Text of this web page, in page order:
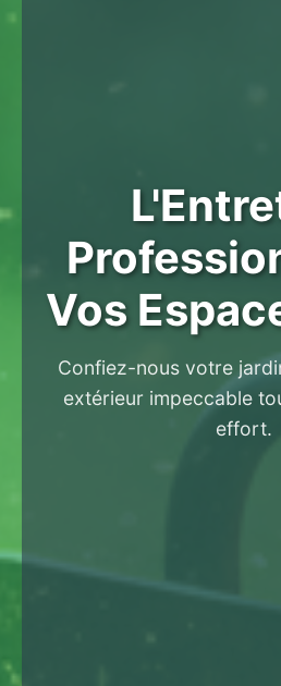
Vos
Confiez-nous votre
extérieur impeccable
effort.